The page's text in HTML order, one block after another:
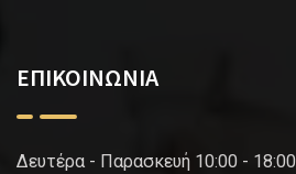
ΕΠΙΚΟΙΝΩΝΙΑ
Δευτέρα - Παρασκευή 10:00 - 18:00